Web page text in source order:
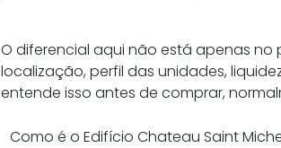
O diferencial aqui não está apenas no
localização, perfil das unidades,
entende isso antes de comprar,
Como é o Edifício Chateau Saint